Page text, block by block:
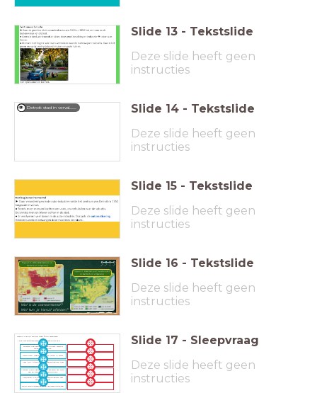
Slide 13 - Tekstslide
Deze slide heeft geen
instructies
Detroit: stad in verval.......... Slide 14 - Tekstslide
Deze slide heeft geen
instructies
Slide 15 - Tekstslide
Deze slide heeft geen
instructies
Figuur 2: Afro-Amerikanen in
Detroit en omgeving
Figuur 3: Inkomen per huishouden
in Detroit en omgeving
Wat is de overeenkomst?
Wat kun je hieruit afleiden?
Slide 16 - Tekstslide
Deze slide heeft geen
instructies
Detroit is door de tijd heen flink veranderd.
→ Zet de gebeurtenissen in de juiste volgorde.
De auto-industrie groeit en bloeit: Detroit
wordt Motor City.
Gebouwen, wegen en parken raken in verval.
Veel Afro-Amerikaanse arbeiders trekken naar
Detroit.
Mensen met hogere salarissen schaffen een auto
aan en trekken naar de suburbs.
Fabrieken in de auto-industrie hebben veel
arbeiders nodig.
Door automatisering stijgt de werkloosheid.
Slide 17 - Sleepvraag
Deze slide heeft geen
instructies